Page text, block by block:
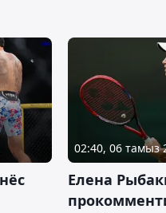
02:40, 06 тамыз
Елена